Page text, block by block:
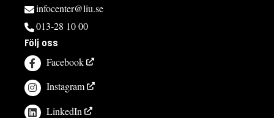
infocenter@liu.se
013-28 10 00
Följ oss
Facebook
Instagram
LinkedIn